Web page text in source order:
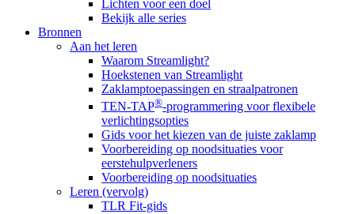
Lichten voor een doel
Bekijk alle series
Bronnen
Aan het leren
Waarom Streamlight?
Hoekstenen van Streamlight
Zaklamptoepassingen en straalpatronen
TEN-TAP®-programmering voor flexibele
verlichtingsopties
Gids voor het kiezen van de juiste zaklamp
Voorbereiding op noodsituaties voor
eerstehulpverleners
Voorbereiding op noodsituaties
Leren (vervolg)
TLR Fit-gids